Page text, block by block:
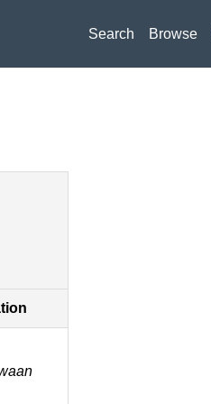
Search Browse